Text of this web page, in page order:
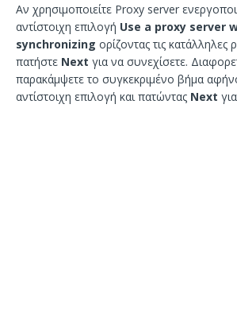
Αν χρησιμοποιείτε Proxy server
αντίστοιχη επιλογή Use a proxy server
synchronizing ορίζοντας τις κατάλληλες
πατήστε Next για να συνεχίσετε.
παρακάμψετε το συγκεκριμένο βήμα
αντίστοιχη επιλογή και πατώντας Next